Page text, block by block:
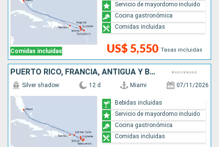
Comidas incluidas US$ 5,550 Tasas incluidas
Servicio de mayordomo incluido
Cocina gastronómica
Comidas incluidas
PUERTO RICO, FRANCIA, ANTIGUA Y BARBUDA, REINO UNIDO, ESTADOS UNIDOS
Silver shadow 12 d Miami 07/11/2026
Bebidas incluidas
Servicio de mayordomo incluido
Cocina gastronómica
Comidas incluidas